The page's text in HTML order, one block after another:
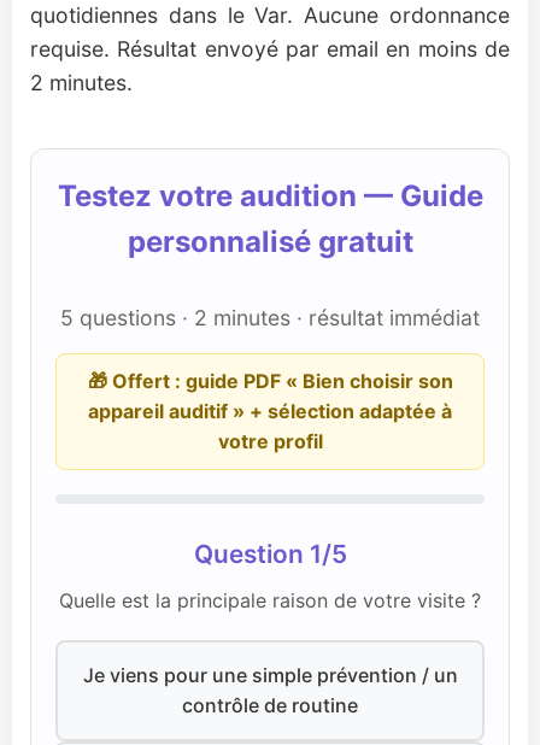
quotidiennes dans le Var. Aucune ordonnance
requise. Résultat envoyé par email en moins de
2 minutes.
Testez votre audition — Guide
personnalisé gratuit
5 questions · 2 minutes · résultat immédiat
🎁 Offert : guide PDF « Bien choisir son
appareil auditif » + sélection adaptée à
votre profil
Question 1/5
Quelle est la principale raison de votre visite ?
Je viens pour une simple prévention / un
contrôle de routine